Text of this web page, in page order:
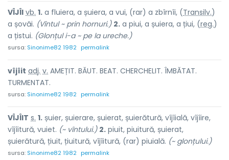
VÎJÎI vb. 1. a fluiera, a șuiera, a vui, (rar) a zbîrnîi, (Transilv.)
a șovăi. (Vîntul ~ prin hornuri.) 2. a piui, a șuiera, a țiui, (reg.)
a țistui. (Glonțul i-a ~ pe la ureche.)
sursa: Sinonime82 1982 permalink
vîjîit adj. v. AMEȚIT. BĂUT. BEAT. CHERCHELIT. ÎMBĂTAT.
TURMENTAT.
sursa: Sinonime82 1982 permalink
VÎJÎIT s. 1. șuier, șuierare, șuierat, șuierătură, vîjîială, vîjîire,
vîjîitură, vuiet. (~ vîntului.) 2. piuit, piuitură, șuierat,
șuierătură, țiuit, țiuitură, vîjîitură, (rar) piuială. (~ glonțului.)
sursa: Sinonime82 1982 permalink